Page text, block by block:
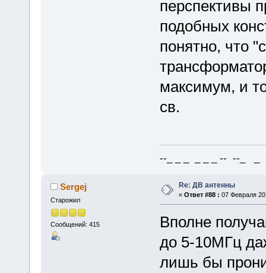
перспективы
подобных
понятно, что
максимум, и
св.
--_ _ _ _ _ _ -- --_ _
Sergej
Старожил
Сообщений: 415
Re: ДВ антенны
« Ответ #88 : 07 Февраля
Вполне
до 5-10МГц
лишь бы